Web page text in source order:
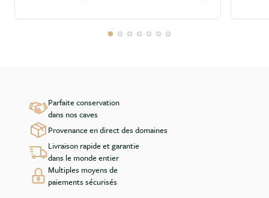
Parfaite conservation
dans nos caves
Provenance en direct des domaines
Livraison rapide et garantie
dans le monde entier
Multiples moyens de
paiements sécurisés